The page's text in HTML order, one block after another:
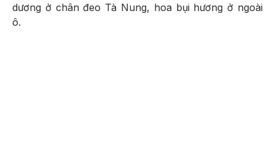
dương ở chân đeo Tà Nung, hoa bụi hương ở ngoài
ô.